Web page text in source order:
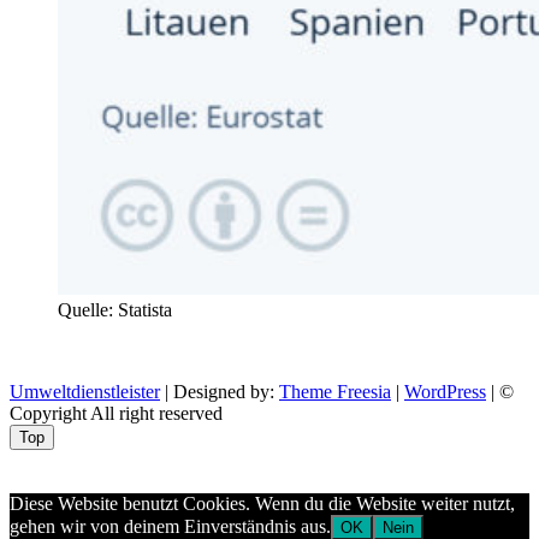
Quelle: Statista
Umweltdienstleister| Designed by: Theme Freesia WordPress | ©
Copyright All right reserved
Top
Diese Website benutzt Cookies. Wenn du die Website weiter nutzt,
gehen wir von deinem Einverständnis aus. OK
Nein